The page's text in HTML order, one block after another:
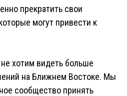
прекратить свои
могут привести к
хотим видеть больше
на Ближнем Востоке. Мы
сообщество принять